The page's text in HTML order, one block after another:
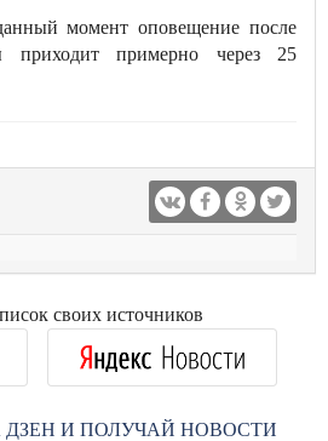
момент оповещение после
приходит примерно через 25
своих источников
И ПОЛУЧАЙ НОВОСТИ